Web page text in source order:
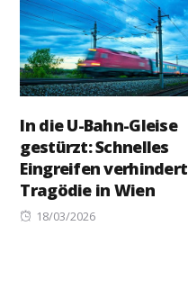
In die U-Bahn-Gleise
gestürzt: Schnelles
Eingreifen verhindert
Tragödie in Wien
Posted
18/03/2026